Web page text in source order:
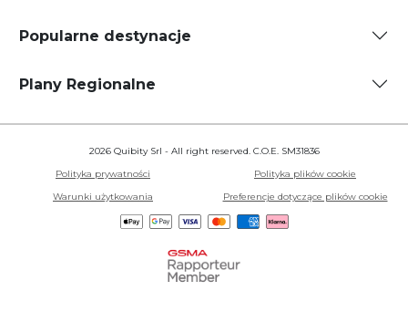
Popularne destynacje
Plany Regionalne
2026 Quibity Srl - All right reserved. C.O.E. SM31836
Polityka prywatności
Polityka plików cookie
Warunki użytkowania
Preferencje dotyczące plików cookie